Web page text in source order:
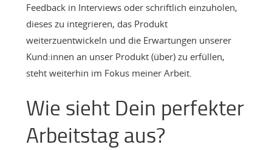
Feedback in Interviews oder schriftlich einzuholen,
dieses zu integrieren, das Produkt
weiterzuentwickeln und die Erwartungen unserer
Kund:innen an unser Produkt (über) zu erfüllen,
steht weiterhin im Fokus meiner Arbeit.
Wie sieht Dein perfekter
Arbeitstag aus?